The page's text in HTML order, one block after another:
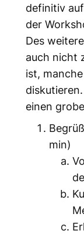
definitiv
der
Des
auch nicht
ist,
einen
min)